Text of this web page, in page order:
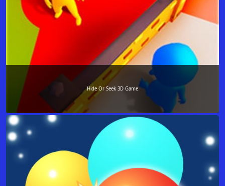
Hide Or Seek 3D Game